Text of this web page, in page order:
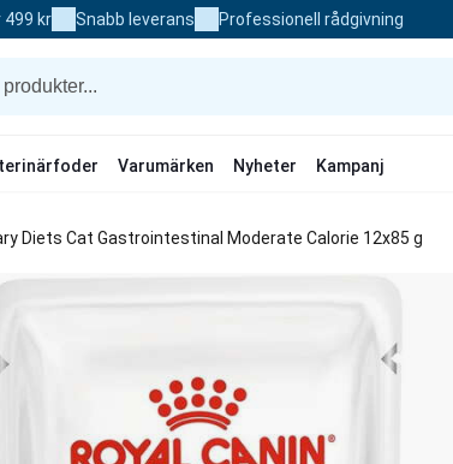
499 kr Snabb leverans Professionell rådgivning
Varumärken Nyheter Kampanj
Diets Cat Gastrointestinal Moderate Calorie 12x85 g